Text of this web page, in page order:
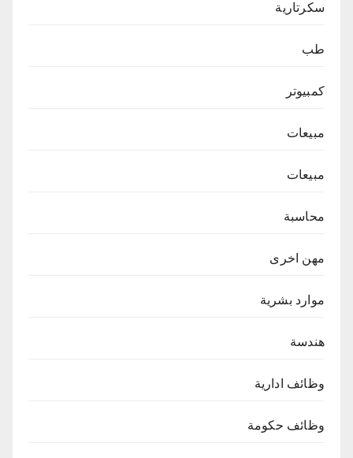
سكرتارية
طب
كمبيوتر
مبيعات
مبيعات
محاسبة
مهن اخرى
موارد بشرية
هندسة
وظائف ادارية
وظائف حكومة